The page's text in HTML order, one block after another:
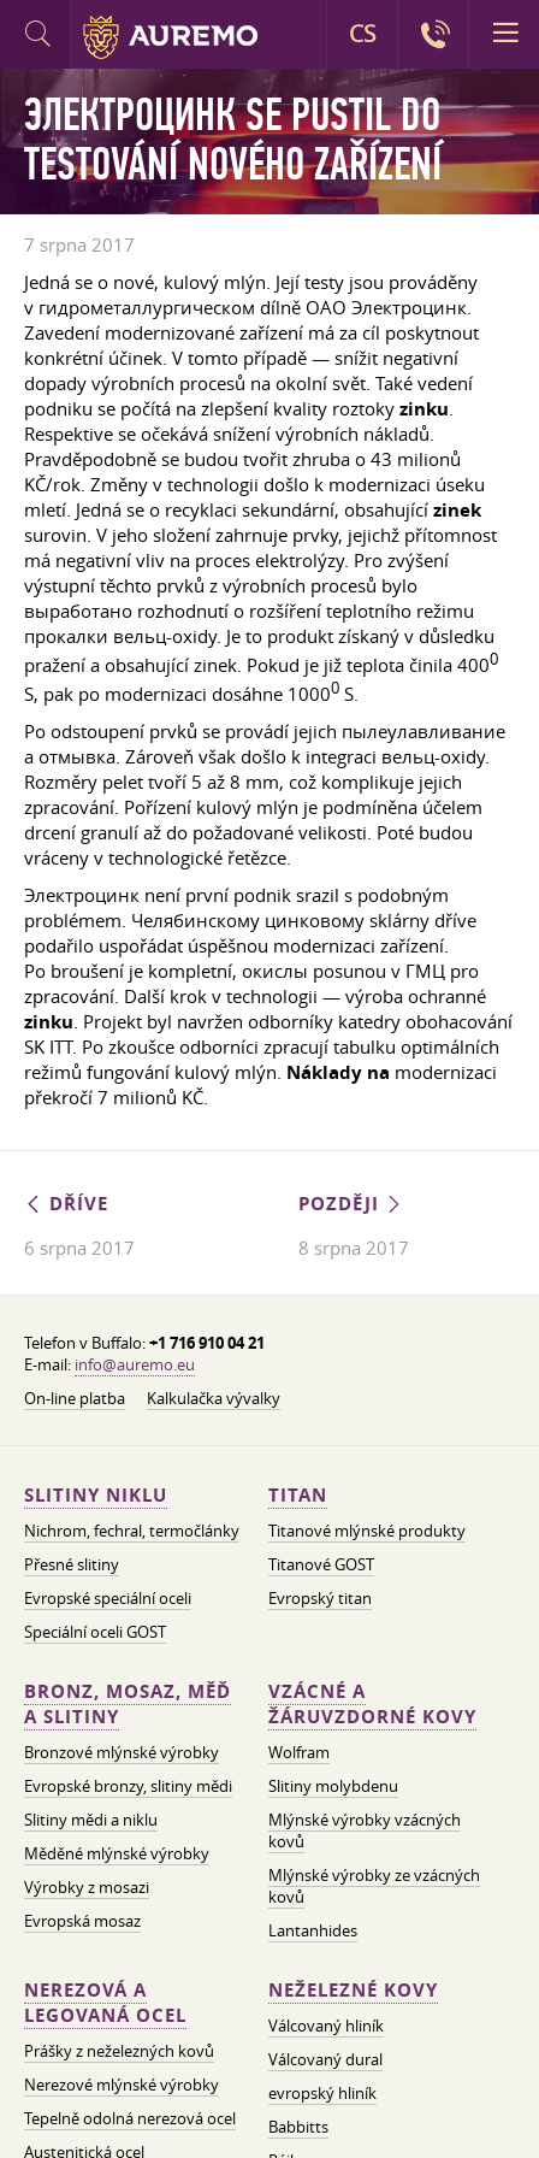
ЭЛЕКТРОЦИНК SE PUSTIL DO
TESTOVÁNÍ NOVÉHO ZAŘÍZENÍ
7 srpna 2017
Jedná se o nové, kulový mlýn. Její testy jsou prováděny
v гидрометаллургическом dílně OAO Электроцинк.
Zavedení modernizované zařízení má za cíl poskytnout
konkrétní účinek. V tomto případě — snížit negativní
dopady výrobních procesů na okolní svět. Také vedení
podniku se počítá na zlepšení kvality roztoky zinku.
Respektive se očekává snížení výrobních nákladů.
Pravděpodobně se budou tvořit zhruba o 43 milionů
KČ/rok. Změny v technologii došlo k modernizaci úseku
mletí. Jedná se o recyklaci sekundární, obsahující zinek
surovin. V jeho složení zahrnuje prvky, jejichž přítomnost
má negativní vliv na proces elektrolýzy. Pro zvýšení
výstupní těchto prvků z výrobních procesů bylo
выработано rozhodnutí o rozšíření teplotního režimu
прокалки вельц-oxidy. Je to produkt získaný v důsledku
pražení a obsahující zinek. Pokud je již teplota činila 4000
S, pak po modernizaci dosáhne 10000 S.
Po odstoupení prvků se provádí jejich пылеулавливание
a отмывка. Zároveň však došlo k integraci вельц-oxidy.
Rozměry pelet tvoří 5 až 8 mm, což komplikuje jejich
zpracování. Pořízení kulový mlýn je podmíněna účelem
drcení granulí až do požadované velikosti. Poté budou
vráceny v technologické řetězce.
Электроцинк není první podnik srazil s podobným
problémem. Челябинскому цинковому sklárny dříve
podařilo uspořádat úspěšnou modernizaci zařízení.
Po broušení je kompletní, окислы posunou v ГМЦ pro
zpracování. Další krok v technologii — výroba ochranné
zinku. Projekt byl navržen odborníky katedry obohacování
SK ITT. Po zkoušce odborníci zpracují tabulku optimálních
režimů fungování kulový mlýn. Náklady na modernizaci
překročí 7 milionů KČ.
DŘÍVE
6 srpna 2017
POZDĚJI
8 srpna 2017
Telefon v Buffalo:+1 716 910 04 21
E-mail: info@auremo.eu
On-line platba
Kalkulačka vývalky
SLITINY NIKLU
Nichrom, fechral, termočlánky
Přesné slitiny
Evropské speciální oceli
Speciální oceli GOST
TITAN
Titanové mlýnské produkty
Titanové GOST
Evropský titan
BRONZ, MOSAZ, MĚĎ
A SLITINY
Bronzové mlýnské výrobky
Evropské bronzy, slitiny mědi
Slitiny mědi a niklu
Měděné mlýnské výrobky
Výrobky z mosazi
Evropská mosaz
VZÁCNÉ A
ŽÁRUVZDORNÉ KOVY
Wolfram
Slitiny molybdenu
Mlýnské výrobky vzácných
kovů
Mlýnské výrobky ze vzácných
kovů
Lantanhides
NEREZOVÁ A
LEGOVANÁ OCEL
Prášky z neželezných kovů
Nerezové mlýnské výrobky
Tepelně odolná nerezová ocel
Austenitická ocel
NEŽELEZNÉ KOVY
Válcovaný hliník
Válcovaný dural
evropský hliník
Babbitts
CS